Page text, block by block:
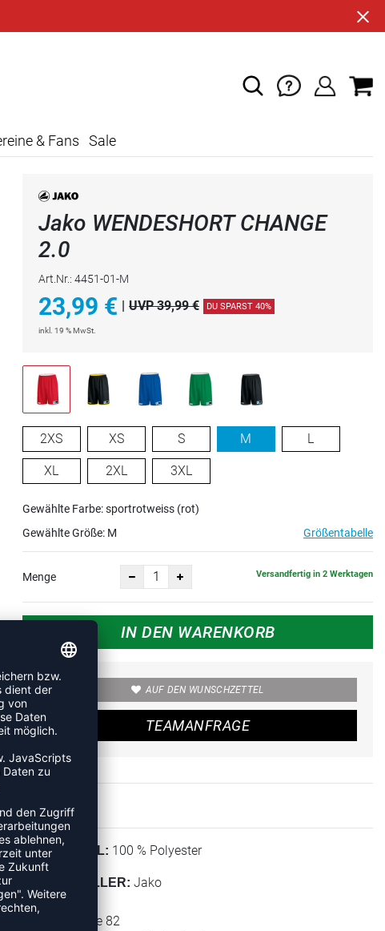
& Fans Sale
Jako WENDESHORT CHANGE
2.0
Art.Nr.: 4451-01-M
23,99 € UVP 39,99 € DU SPARST 40%
inkl. 19 % MwSt.
2XS XS S M L
XL 2XL 3XL
Gewählte Farbe: sportrotweiss (rot)
Gewählte Größe: M Größentabelle
Menge Versandfertig in 2 Werktagen
IN DEN WARENKORB
AUF DEN WUNSCHZETTEL
TEAMANFRAGE
MATERIAL: 100 % Polyester
HERSTELLER: Jako
Jako AG
Amtstrasse 82